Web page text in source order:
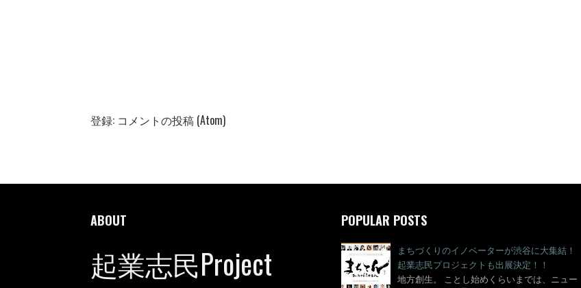
登録: コメントの投稿 (Atom)
ABOUT
起業志民Project
POPULAR POSTS
まちづくりのイノベーターが渋谷に大集結！
起業志民プロジェクトも出展決定！！
地方創生。 ことし始めくらいまでは、ニュー